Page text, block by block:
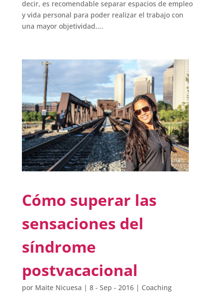
decir, es recomendable separar espacios de empleo
y vida personal para poder realizar el trabajo con
una mayor objetividad....
Cómo superar las
sensaciones del
síndrome
postvacacional
por Maite Nicuesa | 8 - Sep - 2016| Coaching